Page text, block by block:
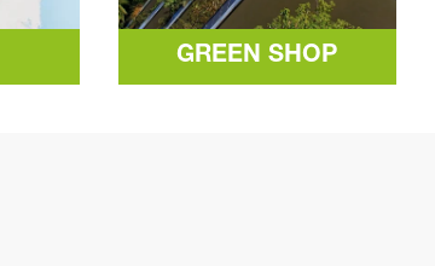
GREEN SHOP